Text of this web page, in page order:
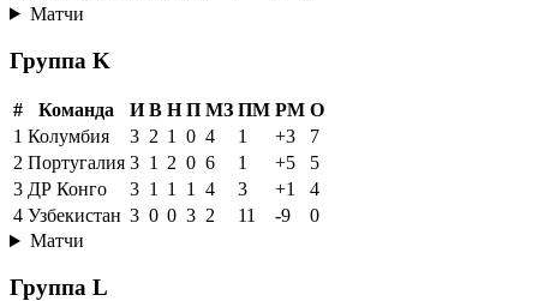
Матчи
Группа K
# Команда И В Н П МЗ ПМ РМ О
1 Колумбия 3 2 1 0 4 1 +3
7
2 Португалия 3 1 2 0 6 1 +5
5
3 ДР Конго 3 1 1 1 4 3 +1
4
4 Узбекистан 3 0 0 3 2 11 -9
0
Матчи
Группа L